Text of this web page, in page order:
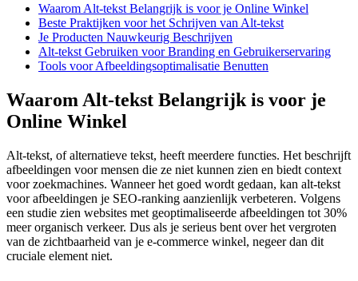
Waarom Alt-tekst Belangrijk is voor je Online Winkel
Beste Praktijken voor het Schrijven van Alt-tekst
Je Producten Nauwkeurig Beschrijven
Alt-tekst Gebruiken voor Branding en Gebruikerservaring
Tools voor Afbeeldingsoptimalisatie Benutten
Waarom Alt-tekst Belangrijk is voor je
Online Winkel
Alt-tekst, of alternatieve tekst, heeft meerdere functies. Het beschrijft
afbeeldingen voor mensen die ze niet kunnen zien en biedt context
voor zoekmachines. Wanneer het goed wordt gedaan, kan alt-tekst
voor afbeeldingen je SEO-ranking aanzienlijk verbeteren. Volgens
een studie zien websites met geoptimaliseerde afbeeldingen tot 30%
meer organisch verkeer. Dus als je serieus bent over het vergroten
van de zichtbaarheid van je e-commerce winkel, negeer dan dit
cruciale element niet.